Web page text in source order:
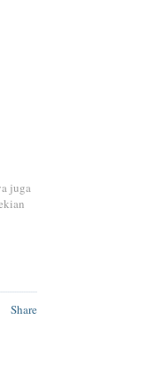
juga
Share